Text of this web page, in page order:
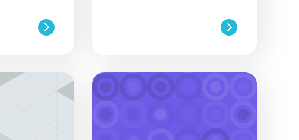
aa